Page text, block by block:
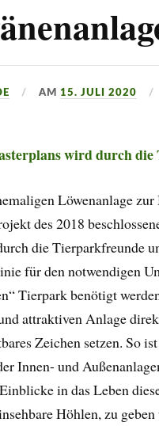
AM15. JULI 2020
wird durch
Löwenanlage
des 2018
die Tierparkfreunde
für den notwendigen
Tierpark benötigt
attraktiven Anlage
Zeichen setzen. So
Innen- und
in das Leben
Höhlen, zu